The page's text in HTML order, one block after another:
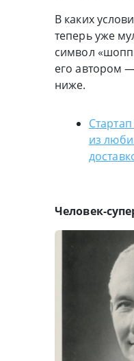
В каких
теперь уже
символ
его автором
ниже.
из
Человек-